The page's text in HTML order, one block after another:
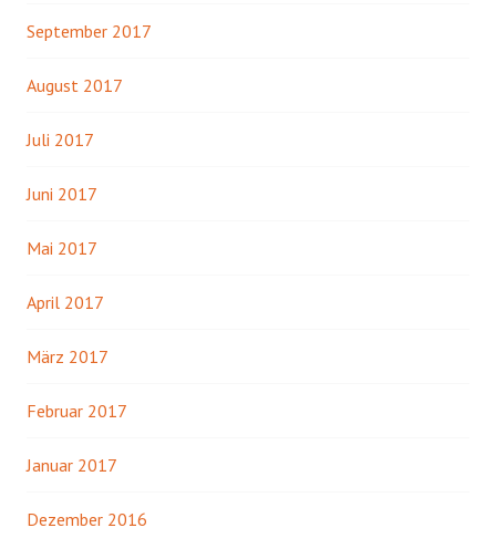
September 2017
August 2017
Juli 2017
Juni 2017
Mai 2017
April 2017
März 2017
Februar 2017
Januar 2017
Dezember 2016